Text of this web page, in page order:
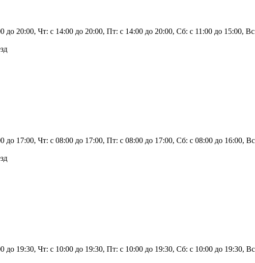
до 20:00, Чт: с 14:00 до 20:00, Пт: с 14:00 до 20:00, Сб: с 11:00 до 15:00,
17:00, Чт: с 08:00 до 17:00, Пт: с 08:00 до 17:00, Сб: с 08:00 до 16:00,
до 19:30, Чт: с 10:00 до 19:30, Пт: с 10:00 до 19:30, Сб: с 10:00 до 19:30,